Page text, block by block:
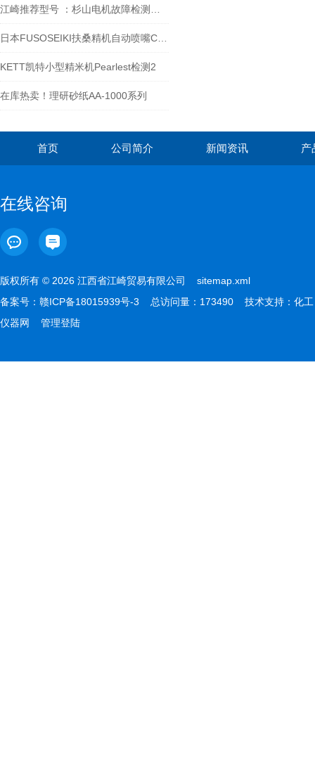
KETT凯特小型精米机Pearlest检测2
在库热卖！理研砂纸AA-1000系列
首页 公司简介 新闻资讯 产
在线咨询
版权所有 © 2026 江西省江崎贸易有限公司 sitemap.xml
备案号： 赣ICP备18015939号-3 总访问量：173490 技术支持： 化工
仪器网
管理登陆